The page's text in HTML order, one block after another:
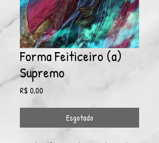
Forma Feiticeiro (a)
Supremo
R$ 0,00
Esgotado